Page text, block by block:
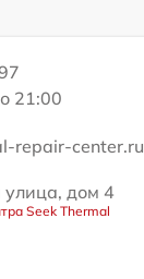
21:00
repair-center.ru
улица, дом 4
Seek Thermal